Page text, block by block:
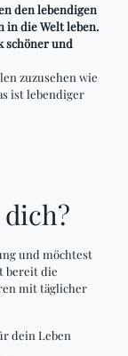
den lebendigen
in die Welt leben.
schöner und
zuzusehen wie
ist lebendiger
und möchtest
bereit die
mit täglicher
dein Leben